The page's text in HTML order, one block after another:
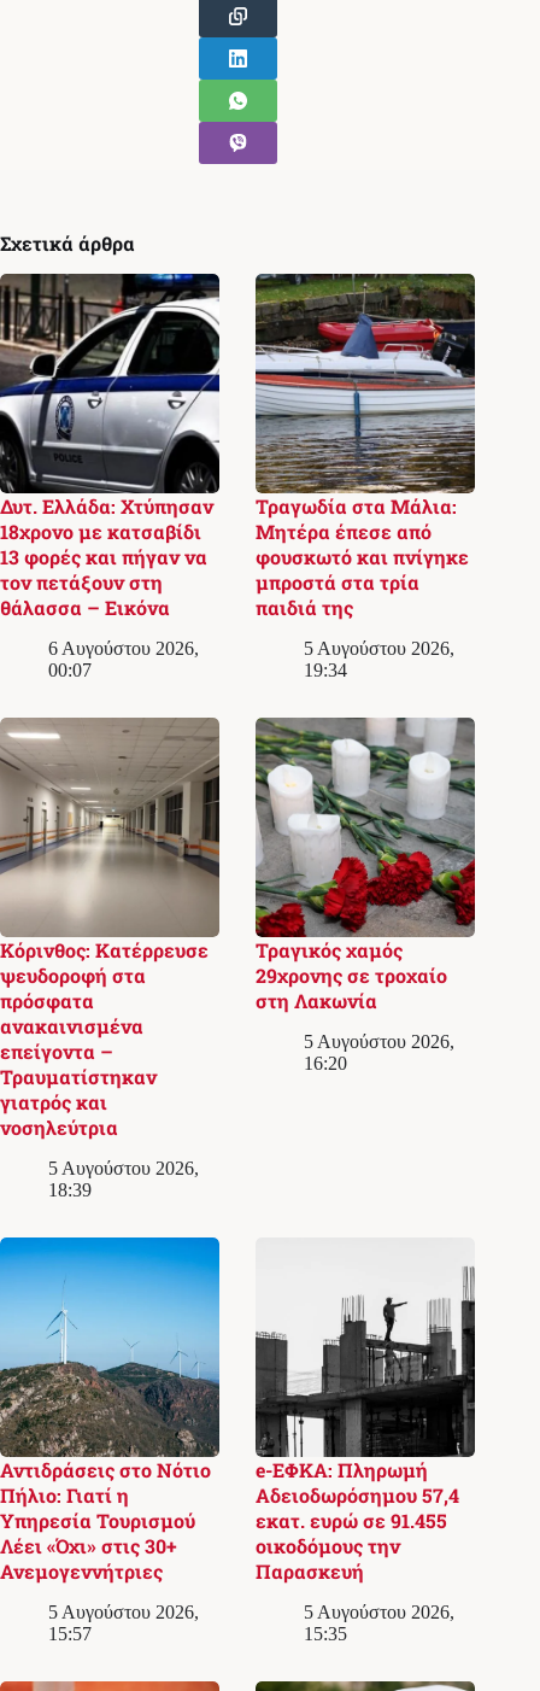
Σχετικά άρθρα
Δυτ. Ελλάδα: Χτύπησαν
18χρονο με κατσαβίδι
13 φορές και πήγαν να
τον πετάξουν στη
θάλασσα – Εικόνα
6 Αυγούστου 2026,
00:07
Τραγωδία στα Μάλια:
Μητέρα έπεσε από
φουσκωτό και πνίγηκε
μπροστά στα τρία
παιδιά της
5 Αυγούστου 2026,
19:34
Κόρινθος: Κατέρρευσε
ψευδοροφή στα
πρόσφατα
ανακαινισμένα
επείγοντα –
Τραυματίστηκαν
γιατρός και
νοσηλεύτρια
5 Αυγούστου 2026,
18:39
Τραγικός χαμός
29χρονης σε τροχαίο
στη Λακωνία
5 Αυγούστου 2026,
16:20
Αντιδράσεις στο Νότιο
Πήλιο: Γιατί η
Υπηρεσία Τουρισμού
Λέει «Όχι» στις 30+
Ανεμογεννήτριες
5 Αυγούστου 2026,
15:57
e-ΕΦΚΑ: Πληρωμή
Αδειοδωρόσημου 57,4
εκατ. ευρώ σε 91.455
οικοδόμους την
Παρασκευή
5 Αυγούστου 2026,
15:35